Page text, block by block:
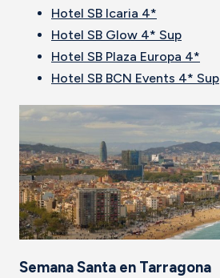
Hotel SB Icaria 4*
Hotel SB Glow 4* Sup
Hotel SB Plaza Europa 4*
Hotel SB BCN Events 4* Sup
Semana Santa en Tarragona